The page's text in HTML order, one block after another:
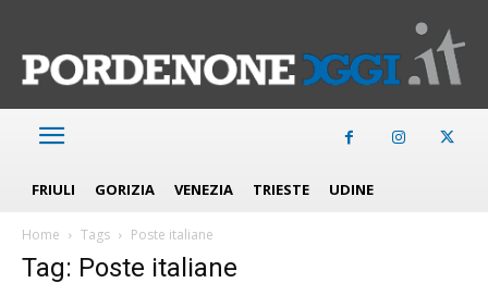
FRIULI GORIZIA VENEZIA TRIESTE UDINE
Home Tags Poste italiane
Tag: Poste italiane